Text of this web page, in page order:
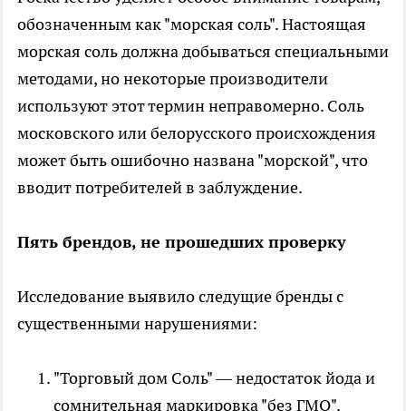
обозначенным как "морская соль". Настоящая
морская соль должна добываться специальными
методами, но некоторые производители
используют этот термин неправомерно. Соль
московского или белорусского происхождения
может быть ошибочно названа "морской", что
вводит потребителей в заблуждение.
Пять брендов, не прошедших проверку
Исследование выявило следущие бренды с
существенными нарушениями:
"Торговый дом Соль" — недостаток йода и
сомнительная маркировка "без ГМО".